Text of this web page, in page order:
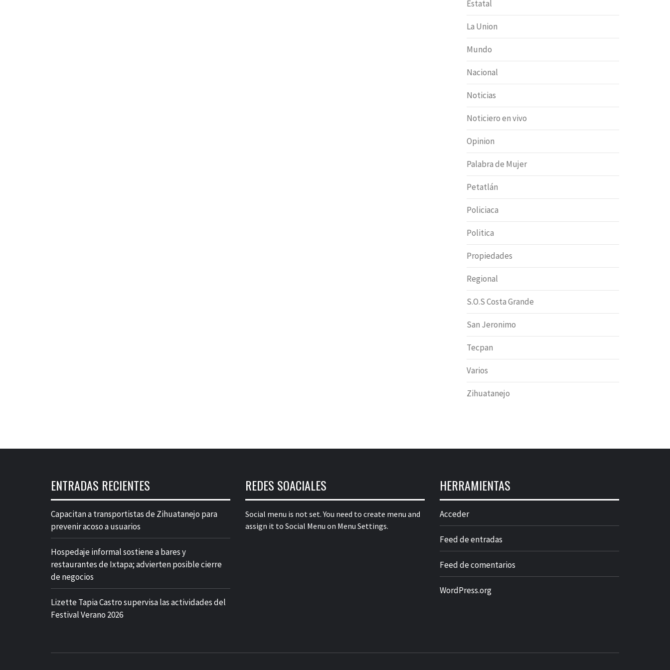
Estatal
La Union
Mundo
Nacional
Noticias
Noticiero en vivo
Opinion
Palabra de Mujer
Petatlán
Policiaca
Politica
Propiedades
Regional
S.O.S Costa Grande
San Jeronimo
Tecpan
Varios
Zihuatanejo
ENTRADAS RECIENTES
Capacitan a transportistas de Zihuatanejo para
prevenir acoso a usuarios
Hospedaje informal sostiene a bares y
restaurantes de Ixtapa; advierten posible cierre
de negocios
Lizette Tapia Castro supervisa las actividades del
Festival Verano 2026
REDES SOACIALES
Social menu is not set. You need to create menu and
assign it to Social Menu on Menu Settings.
HERRAMIENTAS
Acceder
Feed de entradas
Feed de comentarios
WordPress.org